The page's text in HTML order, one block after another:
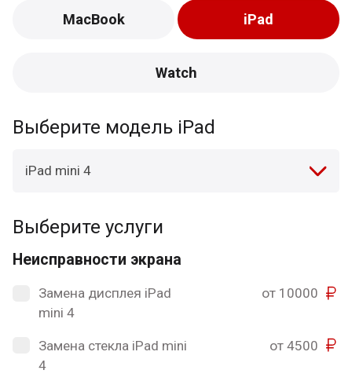
MacBook iPad
Watch
Выберите модель iPad
iPad mini 4
Выберите услуги
Неисправности экрана
Замена дисплея iPad
mini 4
от 10000
Замена стекла iPad mini
4
от 4500